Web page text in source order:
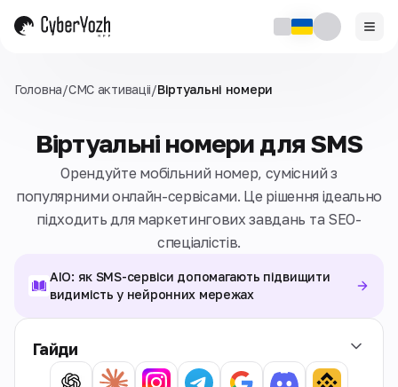
Головна/СМС активаціi/Віртуальні номери
Віртуальні номери для SMS
Орендуйте мобільний номер, сумісний з
популярними онлайн-сервісами. Це рішення ідеально
підходить для маркетингових завдань та SEO-
спеціалістів.
AIO: як SMS-сервіси допомагають підвищити
видимість у нейронних мережах
Гайди